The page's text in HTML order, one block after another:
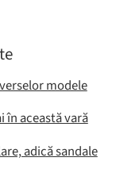
modele
în această vară
adică sandale